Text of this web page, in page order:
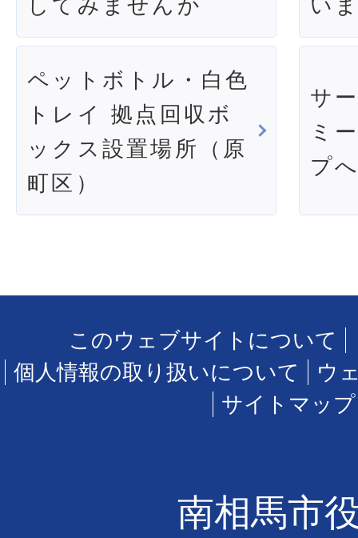
ペットボトル・白色
トレイ 拠点回収ボ
ックス設置場所（原
町区）
サ
ミ
プ
このウェブサイトについて
個人情報の取り扱いについて
ウ
サイトマップ
南相馬市